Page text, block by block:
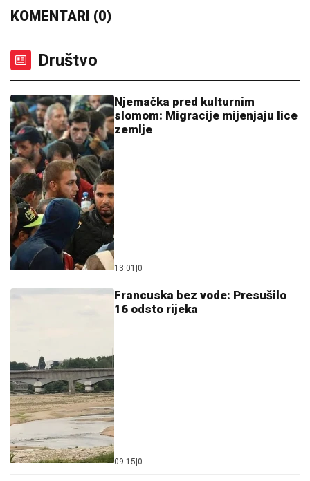
KOMENTARI (0)
Društvo
Njemačka pred kulturnim
slomom: Migracije mijenjaju lice
zemlje
13:01 0
Francuska bez vode: Presušilo
16 odsto rijeka
09:15 0